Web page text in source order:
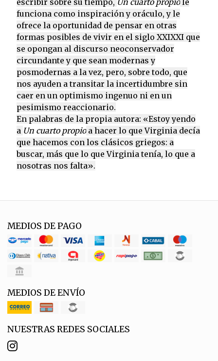
funciona como inspiración y oráculo, y le
ofrece la oportunidad de pensar en otras
formas posibles de vivir en el siglo XXIXXI que
se opongan al discurso neoconservador
circundante y que sean modernas y
posmodernas a la vez, pero, sobre todo, que
nos ayuden a transitar la incertidumbre sin
caer en un optimismo ingenuo ni en un
pesimismo reaccionario.
En palabras de la propia autora: «Estoy yendo
a Un cuarto propioa hacer lo que Virginia decía
que hacemos con los clásicos griegos: a
buscar, más que lo que Virginia tenía, lo que a
nosotras nos falta».
MEDIOS DE PAGO
MEDIOS DE ENVÍO
NUESTRAS REDES SOCIALES